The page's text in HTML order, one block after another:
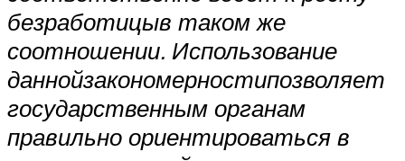
безработицыв таком же
соотношении. Использование
даннойзакономерностипозволяет
государственным органам
правильно ориентироваться в